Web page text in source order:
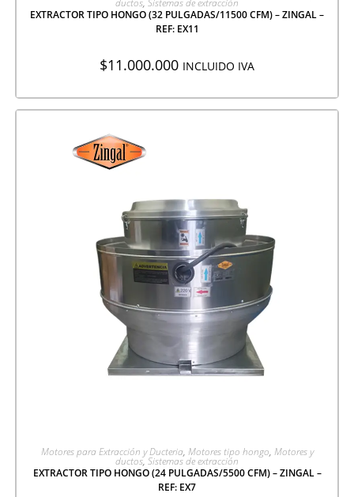
ductos, Sistemas de extracción
EXTRACTOR TIPO HONGO (32 PULGADAS/11500 CFM) – ZINGAL –
REF: EX11
$11.000.000 INCLUIDO IVA
AGREGAR A COTIZACIÓN
Motores para Extracción y Ducteria, Motores tipo hongo, Motores y
ductos, Sistemas de extracción
EXTRACTOR TIPO HONGO (24 PULGADAS/5500 CFM) – ZINGAL –
REF: EX7